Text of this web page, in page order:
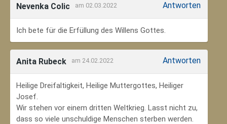
Nevenka Colic am 02.03.2022 Antworten
Ich bete für die Erfüllung des Willens Gottes.
Anita Rubeck am 24.02.2022 Antworten
Heilige Dreifaltigkeit, Heilige Muttergottes, Heiliger
Josef.
Wir stehen vor einem dritten Weltkrieg. Lasst nicht zu,
dass so viele unschuldige Menschen sterben werden.